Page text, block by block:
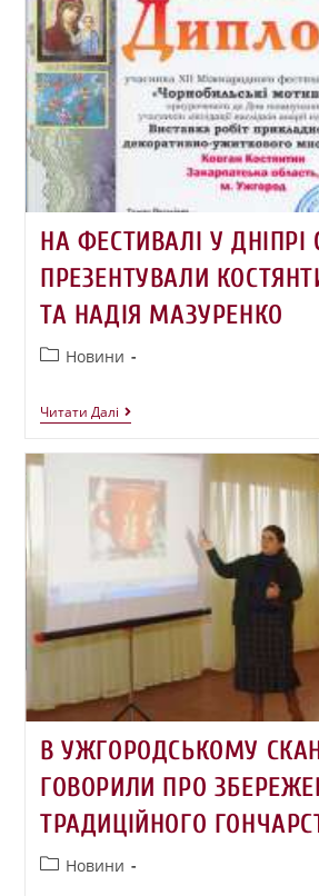
НА ФЕСТИВАЛІ У ДНІПРІ
ПРЕЗЕНТУВАЛИ
ТА НАДІЯ МАЗУРЕНКО
Новини
Читати Далі
В УЖГОРОДСЬКОМУ
ГОВОРИЛИ ПРО
ТРАДИЦІЙНОГО
Новини